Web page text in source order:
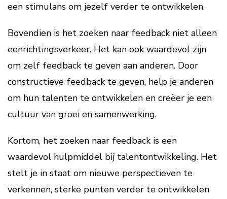
een stimulans om jezelf verder te ontwikkelen.
Bovendien is het zoeken naar feedback niet alleen
eenrichtingsverkeer. Het kan ook waardevol zijn
om zelf feedback te geven aan anderen. Door
constructieve feedback te geven, help je anderen
om hun talenten te ontwikkelen en creëer je een
cultuur van groei en samenwerking.
Kortom, het zoeken naar feedback is een
waardevol hulpmiddel bij talentontwikkeling. Het
stelt je in staat om nieuwe perspectieven te
verkennen, sterke punten verder te ontwikkelen